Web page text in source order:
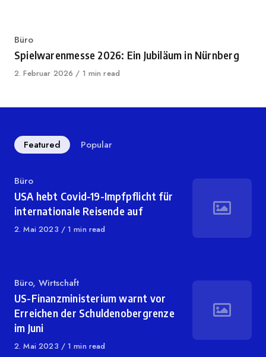
Category
Büro
Spielwarenmesse 2026: Ein Jubiläum in Nürnberg
Published
2. Februar 2026 1 min read
Featured Popular
Category
Büro
USA hebt Covid-19-Impfpflicht für
internationale Reisende auf
Published
2. Mai 2023 1 min read
Category
Büro, Wirtschaft
US-Finanzministerium warnt vor
Erreichen der Schuldenobergrenze
im Juni
Published
2. Mai 2023 1 min read